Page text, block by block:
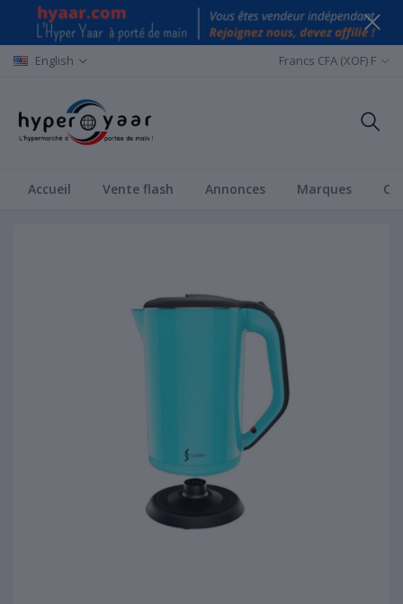
English Francs CFA (XOF) F
Accueil Vente flash Annonces Marques